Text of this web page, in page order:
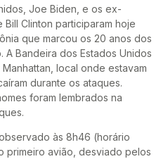
Joe Biden, e os ex-
Clinton participaram hoje
que marcou os 20 anos dos
A Bandeira dos Estados Unidos
local onde estavam
durante os ataques.
foram lembrados na
às 8h46 (horário
primeiro avião, desviado pelos